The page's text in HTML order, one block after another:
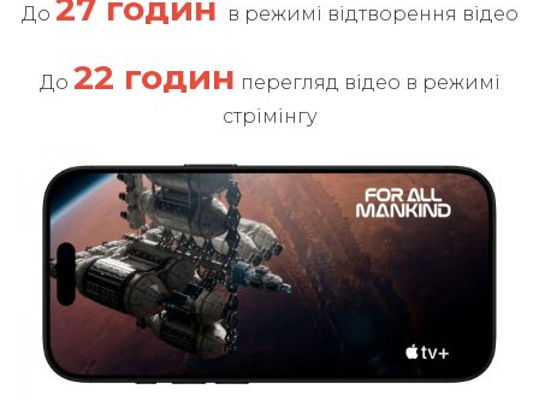
До 27 годин в режимі відтворення відео
До 22 годин перегляд відео в режимі
стрімінгу